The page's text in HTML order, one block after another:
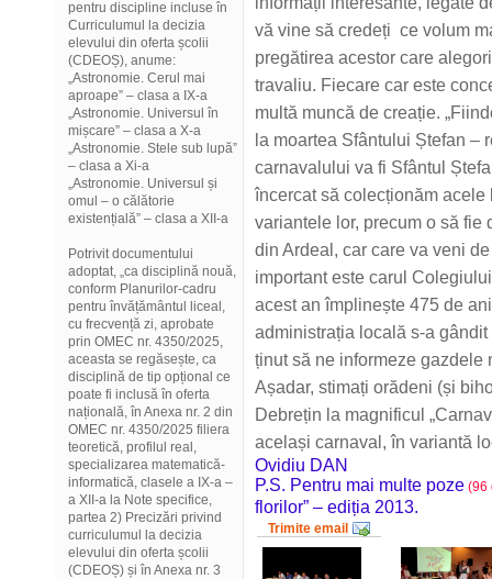
pentru discipline incluse în
Curriculumul la decizia
elevului din oferta școlii
(CDEOȘ), anume:
„Astronomie. Cerul mai
aproape” – clasa a IX-a
„Astronomie. Universul în
mișcare” – clasa a X-a
„Astronomie. Stele sub lupă”
– clasa a Xi-a
„Astronomie. Universul și
omul – o călătorie
existențială” – clasa a XII-a
Potrivit documentului
adoptat, „ca disciplină nouă,
conform Planurilor-cadru
pentru învățământul liceal,
cu frecvență zi, aprobate
prin OMEC nr. 4350/2025,
aceasta se regăsește, ca
disciplină de tip opțional ce
poate fi inclusă în oferta
națională, în Anexa nr. 2 din
OMEC nr. 4350/2025 filiera
teoretică, profilul real,
specializarea matematică-
informatică, clasele a IX-a –
a XII-a la Note specifice,
partea 2) Precizări privind
curriculumul la decizia
elevului din oferta școlii
(CDEOȘ) și în Anexa nr. 3
vă vine să credeți ce volum
pregătirea acestor care
travaliu. Fiecare car este
multă muncă de creație.
la moartea Sfântului Ștefan –
carnavalului va fi Sfântul
încercat să colecționăm
variantele lor, precum o să
din Ardeal, car care va veni
important este carul
acest an împlinește 475 de
administrația locală s-a
ținut să ne informeze gazdele
Așadar, stimați orădeni (și
Debrețin la magnificul
același carnaval, în variantă
Ovidiu DAN
P.S. Pentru mai multe poze (96
florilor” – ediția 2013.
Trimite email